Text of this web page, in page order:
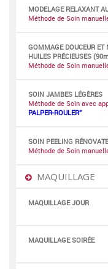
MODELAGE RELAXANT
Méthode de Soin
GOMMAGE DOUCEUR
HUILES PRÉCIEUSES
Méthode de Soin
SOIN JAMBES LÉGÈRES
Méthode de Soin avec
PALPER-ROULER”
SOIN PEELING
Méthode de Soin
MAQUILLAGE
MAQUILLAGE JOUR
MAQUILLAGE SOIRÉE